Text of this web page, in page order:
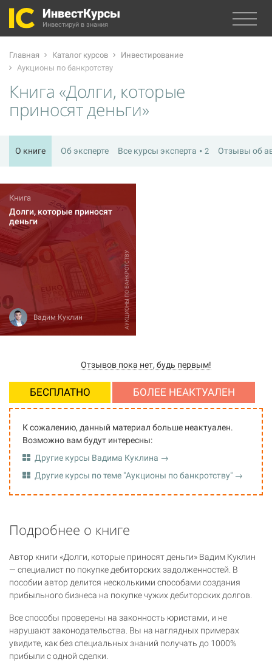
ИнвестКурсы
Инвестируй в знания
Главная Каталог курсов
Инвестирование
Аукционы по банкротству
Книга «Долги, которые
приносят деньги»
О книге Об эксперте Все курсы эксперта 2 Отзывы об
АУКЦИОНЫ ПО БАНКРОТСТВУ
Книга
Долги, которые приносят
деньги
Вадим Куклин
Отзывов пока нет, будь первым!
БЕСПЛАТНО БОЛЕЕ НЕАКТУАЛЕН
К сожалению, данный материал больше неактуален.
Возможно вам будут интересны:
Другие курсы Вадима Куклина →
Другие курсы по теме "Аукционы по банкротству" →
Подробнее о книге
Автор книги «Долги, которые приносят деньги» Вадим Куклин
— специалист по покупке дебиторских задолженностей. В
пособии автор делится несколькими способами создания
прибыльного бизнеса на покупке чужих дебиторских долгов.
Все способы проверены на законность юристами, и не
нарушают законодательства. Вы на наглядных примерах
увидите, как без специальных знаний получать до 1000%
прибыли с одной сделки.